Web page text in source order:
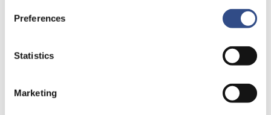
Preferences
Statistics
Marketing
Je kunt je nu aanmelden voor onze Burendag 2026!
Trainingsvlucht KLM